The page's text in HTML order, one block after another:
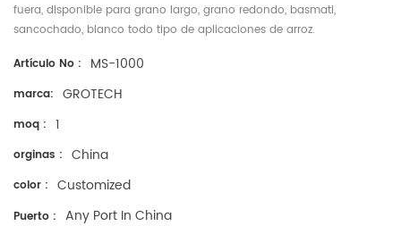
fuera, disponible para grano largo, grano redondo, basmati,
sancochado, blanco todo tipo de aplicaciones de arroz.
Artículo No : MS-1000
marca: GROTECH
moq : 1
orginas : China
color : Customized
Puerto : Any Port In China